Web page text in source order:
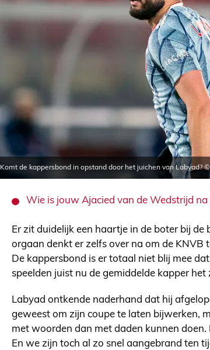
Komt de kappersbond in opstand door het juichen van Labyad?
Wie is jouw Ajacied van de Wedstrijd na
Er zit duidelijk een haartje in de boter bij
orgaan denkt er zelfs over na om de KNVB
De kappersbond is er totaal niet blij mee
speelden juist nu de gemiddelde kapper het
Labyad ontkende naderhand dat hij
geweest om zijn coupe te laten bijwerken,
met woorden dan met daden kunnen doen.
En we zijn toch al zo snel aangebrand ten